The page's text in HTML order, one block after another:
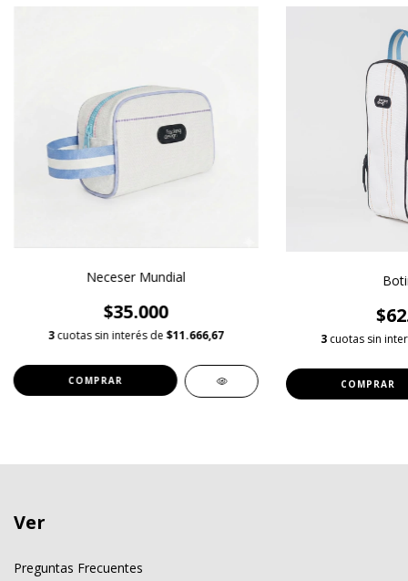
Neceser Mundial
$35.000
3cuotas sin interés de$11.666,67
COMPRAR
3 cuotas sin
COMPRAR
Ver
Preguntas Frecuentes